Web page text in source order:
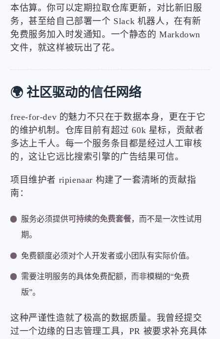
本估算。你可以定期拉取仓库更新，对比新旧服
务，甚至给自己部署一个 Slack 机器人，在有新
免费服务加入时发通知。一个静态的 Markdown
文件，就这样被玩出了花。
🌍 社区驱动的信任网络
free-for-dev 的魅力不只在于数据本身，更在于它
的维护机制。仓库目前有超过 60k 星标，贡献者
多达上千人。每一个服务条目都是经过人工审核
的，这让它远比搜索引擎的广告结果可信。
项目维护者 ripienaar 构建了一套清晰的贡献指
南：
服务必须提供可持续的免费套餐，而不是一次性试用
期。
免费额度必须对个人开发者或小团队有实际价值。
需要注明服务的具体免费配额，而非模糊的“免费
版”。
这种严谨性造就了极高的数据质量。我曾经提交
过一个边缘的日志管理工具，PR 被要求补充具体